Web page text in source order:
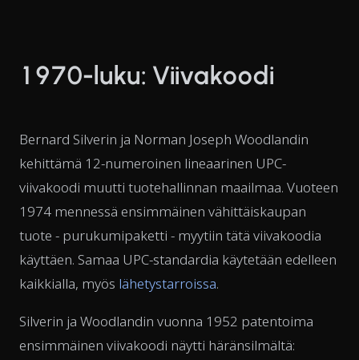
1970-luku: Viivakoodi
Bernard Silverin ja Norman Joseph Woodlandin
kehittämä 12-numeroinen lineaarinen UPC-
viivakoodi muutti tuotehallinnan maailmaa. Vuoteen
1974 mennessä ensimmäinen vähittäiskaupan
tuote - purukumipaketti - myytiin tätä viivakoodia
käyttäen. Samaa UPC-standardia käytetään edelleen
kaikkialla, myös lähetystarroissa.
Silverin ja Woodlandin vuonna 1952 patentoima
ensimmäinen viivakoodi näytti häränsilmältä: